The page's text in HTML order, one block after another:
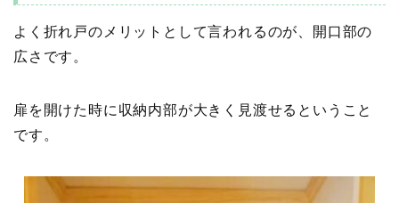
よく折れ戸のメリットとして言われるのが、開口部の
広さです。
扉を開けた時に収納内部が大きく見渡せるということ
です。